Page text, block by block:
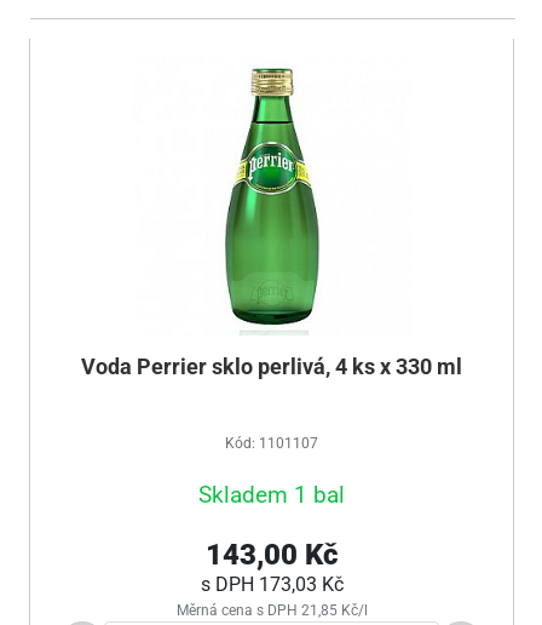
Voda Perrier sklo perlivá, 4 ks x 330 ml
Kód: 1101107
Skladem 1 bal
143,00 Kč
s DPH 173,03 Kč
Měrná cena s DPH 21,85 Kč/l